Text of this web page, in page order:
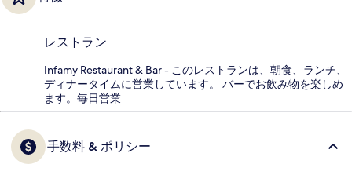
レストラン
Infamy Restaurant & Bar - このレストランは、朝食、ランチ、
ディナータイムに営業しています。 バーでお飲み物を楽しめ
ます。毎日営業
手数料 & ポリシー